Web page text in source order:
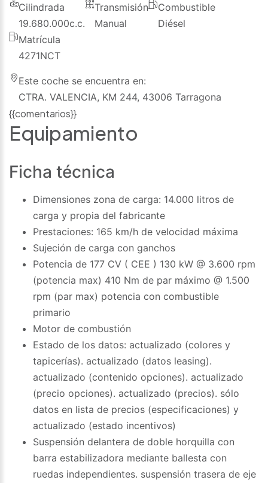
Cilindrada
19.680.000c.c.
Transmisión
Manual
Combustible
Diésel
Matrícula
4271NCT
Este coche se encuentra en:
CTRA. VALENCIA, KM 244, 43006 Tarragona
{{comentarios}}
Equipamiento
Ficha técnica
Dimensiones zona de carga: 14.000 litros de
carga y propia del fabricante
Prestaciones: 165 km/h de velocidad máxima
Sujeción de carga con ganchos
Potencia de 177 CV ( CEE ) 130 kW @ 3.600 rpm
(potencia max) 410 Nm de par máximo @ 1.500
rpm (par max) potencia con combustible
primario
Motor de combustión
Estado de los datos: actualizado (colores y
tapicerías). actualizado (datos leasing).
actualizado (contenido opciones). actualizado
(precio opciones). actualizado (precios). sólo
datos en lista de precios (especificaciones) y
actualizado (estado incentivos)
Suspensión delantera de doble horquilla con
barra estabilizadora mediante ballesta con
ruedas independientes. suspensión trasera de eje